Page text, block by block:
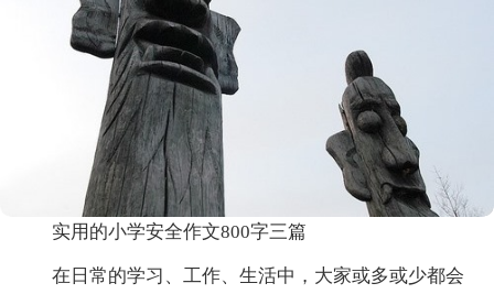
实用的小学安全作文800字三篇
在日常的学习、工作、生活中，大家或多或少都会